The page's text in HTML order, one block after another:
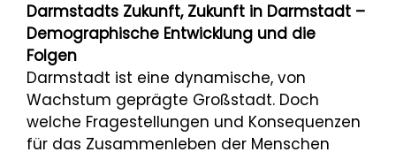
Darmstadts Zukunft, Zukunft in Darmstadt –
Demographische Entwicklung und die
Folgen
Darmstadt ist eine dynamische, von
Wachstum geprägte Großstadt. Doch
welche Fragestellungen und Konsequenzen
für das Zusammenleben der Menschen